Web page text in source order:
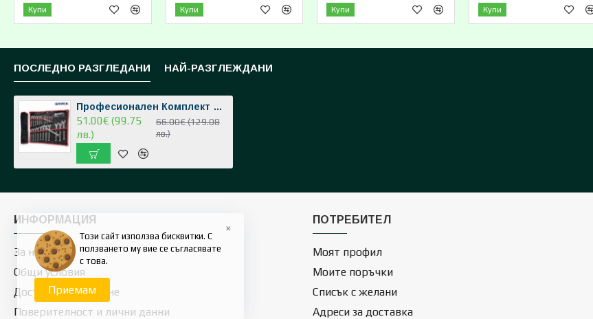
Този сайт използва бисквитки. С
ползването му вие се съгласявате
с това.
Приемам
×
Купи Купи Купи Купи
ПОСЛЕДНО РАЗГЛЕДАНИ НАЙ-РАЗГЛЕЖДАНИ
Професионален Комплект Звездогаечни Ключове HAWEK 25 части 6-32мм
51.00€ (99.75
лв.)
66.00€ (129.08
лв.)
ИНФОРМАЦИЯ
За нас
Общи условия
Доставка и връщане
Поверителност и лични данни
ПОТРЕБИТЕЛ
Моят профил
Моите поръчки
Списък с желани
Адреси за доставка